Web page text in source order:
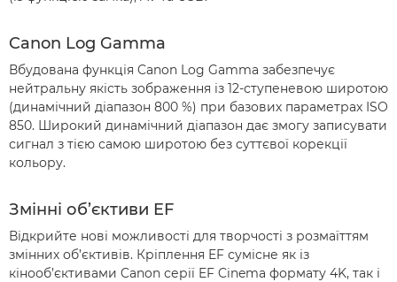
Canon Log Gamma
Вбудована функція Canon Log Gamma забезпечує
нейтральну якість зображення із 12-ступеневою широтою
(динамічний діапазон 800 %) при базових параметрах ISO
850. Широкий динамічний діапазон дає змогу записувати
сигнал з тією самою широтою без суттєвої корекції
кольору.
Змінні об’єктиви EF
Відкрийте нові можливості для творчості з розмаїттям
змінних об’єктивів. Кріплення EF сумісне як із
кінооб’єктивами Canon серії EF Cinema формату 4K, так і